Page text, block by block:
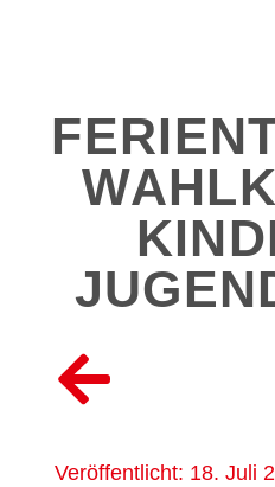
Veröffentlicht: 18. Juli